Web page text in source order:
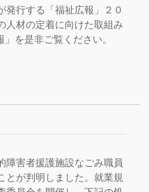
発行する「福祉広報」２０
人材の定着に向けた取組み
を是非ご覧ください。
障害者援護施設なごみ職員
とが判明しました。就業規